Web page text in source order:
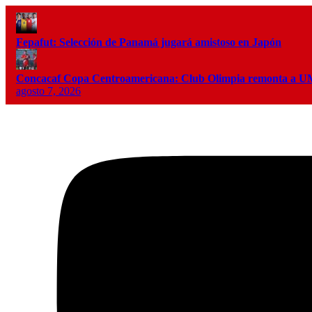
Fepafut: Selección de Panamá jugará amistoso en Japón
Concacaf Copa Centroamericana: Club Olimpia remonta a
agosto 7, 2026